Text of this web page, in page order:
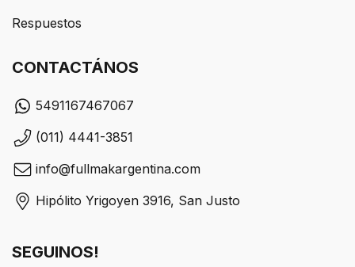
Respuestos
CONTACTÁNOS
5491167467067
(011) 4441-3851
info@fullmakargentina.com
Hipólito Yrigoyen 3916, San Justo
SEGUINOS!